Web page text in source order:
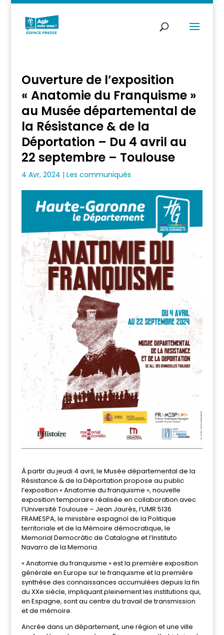
Ouverture de l’exposition
« Anatomie du Franquisme »
au Musée départemental de
la Résistance & de la
Déportation – Du 4 avril au
22 septembre – Toulouse
4 Avr, 2024 | Les communiqués
À partir du jeudi 4 avril, le Musée départemental de la
Résistance & de la Déportation propose au public
l’exposition « Anatomie du franquisme », nouvelle
exposition temporaire réalisée en collaboration avec
l’Université Toulouse – Jean Jaurès, l’UMR 5136
FRAMESPA, le ministère espagnol de la Politique
territoriale et de la Mémoire démocratique, le
Memorial Democràtic de Catalogne et l’Instituto
Navarro de la Memoria.
« Anatomie du franquisme » est la première exposition
générale en Europe sur le franquisme et la première
synthèse des connaissances accumulées depuis la fin
du XXe siècle, impliquant pleinement les institutions qui,
en Espagne, sont au centre du travail de transmission
et de mémoire.
Ancrée dans un département, une région et une ville